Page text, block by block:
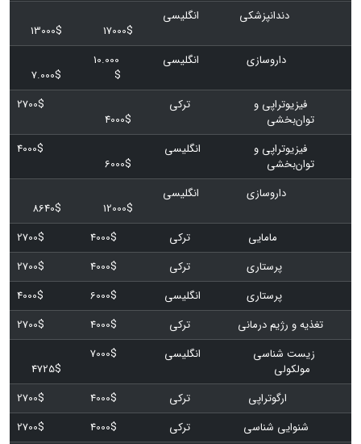
دندانپزشکی
انگلیسی
17000$
13000$
داروسازی
انگلیسی
10.000
$
7.000$
فیزیوتراپی و
توان‌بخشی
ترکی
4000$
فیزیوتراپی و
توان‌بخشی
انگلیسی
6000$
داروسازی
انگلیسی
12000$
8640$
مامایی
ترکی
پرستاری
ترکی
پرستاری
انگلیسی
تغذیه و رژیم درمانی
ترکی
زیست شناسی
مولکولی
انگلیسی
4725$
ارگوتراپی
ترکی
شنوایی شناسی
ترکی